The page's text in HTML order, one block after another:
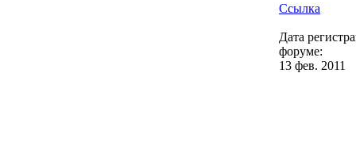
Ссылка
Дата
форуме:
13 фев. 2011